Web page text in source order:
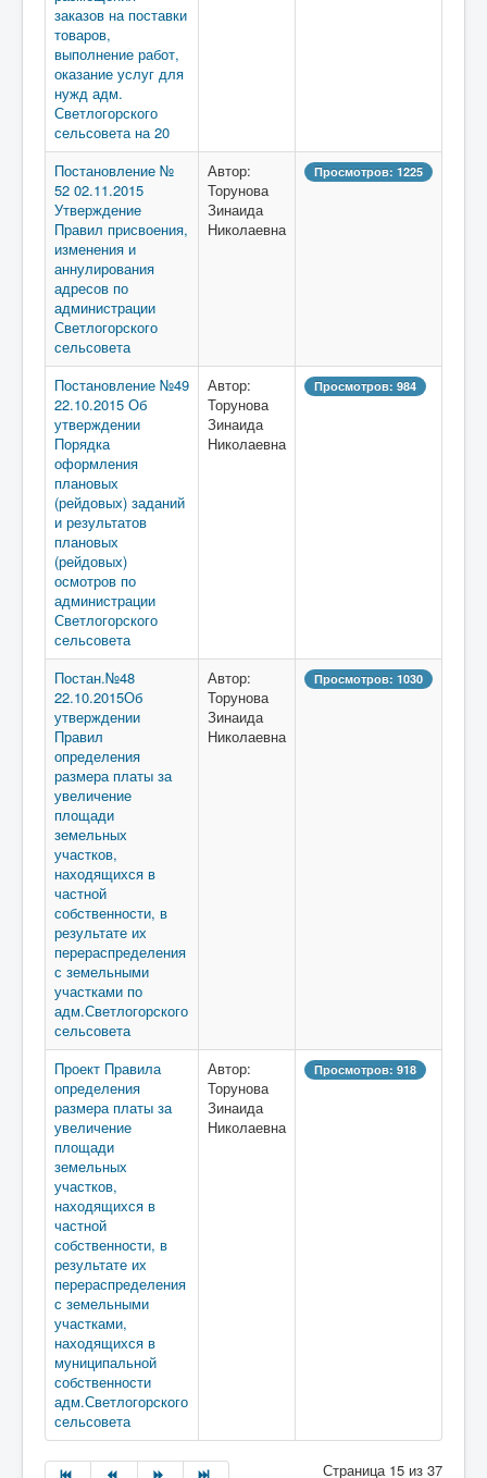
заказов на поставки
товаров,
выполнение работ,
оказание услуг для
нужд адм.
Светлогорского
сельсовета на 20
Постановление №
52 02.11.2015
Утверждение
Правил присвоения,
изменения и
аннулирования
адресов по
администрации
Светлогорского
сельсовета
Автор:
Торунова
Зинаида
Николаевна
Просмотров: 1225
Постановление №49
22.10.2015 Об
утверждении
Порядка
оформления
плановых
(рейдовых) заданий
и результатов
плановых
(рейдовых)
осмотров по
администрации
Светлогорского
сельсовета
Автор:
Торунова
Зинаида
Николаевна
Просмотров: 984
Постан.№48
22.10.2015Об
утверждении
Правил
определения
размера платы за
увеличение
площади
земельных
участков,
находящихся в
частной
собственности, в
результате их
перераспределения
с земельными
участками по
адм.Светлогорского
сельсовета
Автор:
Торунова
Зинаида
Николаевна
Просмотров: 1030
Проект Правила
определения
размера платы за
увеличение
площади
земельных
участков,
находящихся в
частной
собственности, в
результате их
перераспределения
с земельными
участками,
находящихся в
муниципальной
собственности
адм.Светлогорского
сельсовета
Автор:
Торунова
Зинаида
Николаевна
Просмотров: 918
Страница 15 из 37